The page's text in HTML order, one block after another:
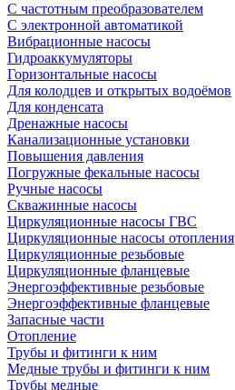
С частотным преобразователем
С электронной автоматикой
Вибрационные насосы
Гидроаккумуляторы
Горизонтальные насосы
Для колодцев и открытых водоёмов
Для конденсата
Дренажные насосы
Канализационные установки
Повышения давления
Погружные фекальные насосы
Ручные насосы
Скважинные насосы
Циркуляционные насосы ГВС
Циркуляционные насосы отопления
Циркуляционные резьбовые
Циркуляционные фланцевые
Энергоэффективные резьбовые
Энергоэффективные фланцевые
Запасные части
Отопление
Трубы и фитинги к ним
Медные трубы и фитинги к ним
Трубы медные